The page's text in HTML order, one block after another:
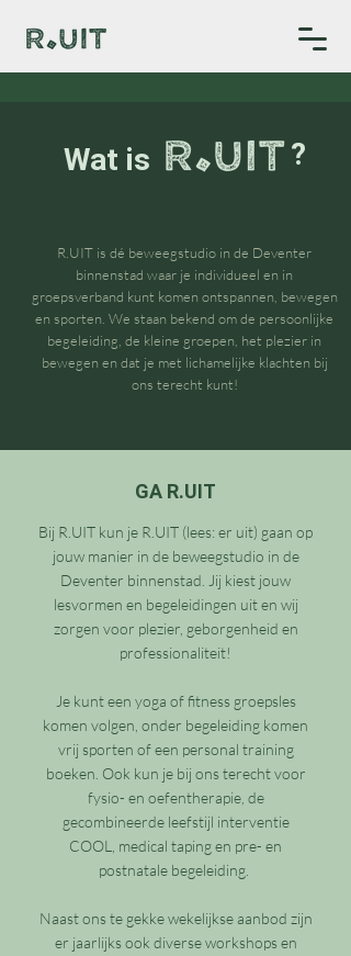
Wat is ?
R.UIT is dé beweegstudio in de Deventer
binnenstad waar je individueel en in
groepsverband kunt komen ontspannen, bewegen
en sporten. We staan bekend om de persoonlijke
begeleiding, de kleine groepen, het plezier in
bewegen en dat je met lichamelijke klachten bij
ons terecht kunt!
GA R.UIT
Bij R.UIT kun je R.UIT (lees: er uit) gaan op
jouw manier in de beweegstudio in de
Deventer binnenstad. Jij kiest jouw
lesvormen en begeleidingen uit en wij
zorgen voor plezier, geborgenheid en
professionaliteit!
Je kunt een yoga of fitness groepsles
komen volgen, onder begeleiding komen
vrij sporten of een personal training
boeken. Ook kun je bij ons terecht voor
fysio- en oefentherapie, de
gecombineerde leefstijl interventie
COOL, medical taping en pre- en
postnatale begeleiding. ​​
Naast ons te gekke wekelijkse aanbod zijn
er jaarlijks ook diverse workshops en